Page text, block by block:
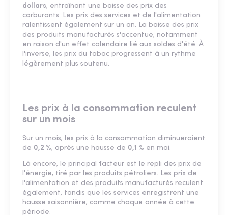
dollars, entraînant une baisse des prix des
carburants. Les prix des services et de l'alimentation
ralentissent également sur un an. La baisse des prix
des produits manufacturés s'accentue, notamment
en raison d'un effet calendaire lié aux soldes d'été. À
l'inverse, les prix du tabac progressent à un rythme
légèrement plus soutenu.
Les prix à la consommation reculent
sur un mois
Sur un mois, les prix à la consommation diminueraient
de 0,2 %, après une hausse de 0,1 % en mai.
Là encore, le principal facteur est le repli des prix de
l'énergie, tiré par les produits pétroliers. Les prix de
l'alimentation et des produits manufacturés reculent
également, tandis que les services enregistrent une
hausse saisonnière, comme chaque année à cette
période.